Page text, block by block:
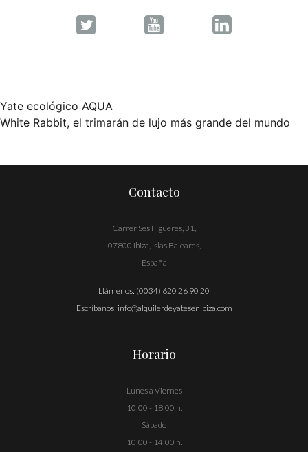
Navegación
entradas
Yate ecológico AQUA
White Rabbit, el trimarán de lujo más grande del mundo
Contacto
Carrer Ses Figueres, 31,
07800 Ibiza, Islas Baleares,
España
Llámenos: (0034) 620 26 90 20
Escríbanos: info@alquilerdeyatesenibiza.com
Horario
Lunes a Viernes
10:00 - 18:00 h.
Sábado
10:00 - 14:00 h.